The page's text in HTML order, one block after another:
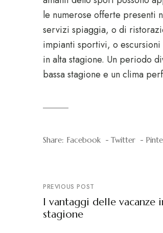
le numerose offerte presenti
servizi spiaggia, o di
impianti sportivi, o
in alta stagione. Un periodo
bassa stagione e un clima
Share: Facebook Twitter
PREVIOUS POST
I vantaggi delle vacanze
stagione